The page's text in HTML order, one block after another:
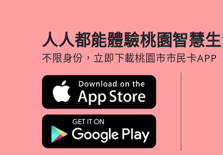
人人都能體驗桃園智慧
不限身份，立即下載桃園市市民卡APP